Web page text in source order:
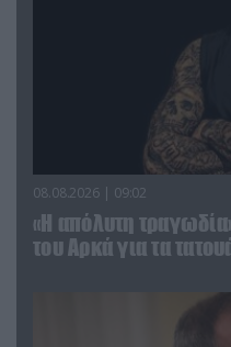
08.08.2026 | 09:02
«Η απόλυτη
του Αρκά για τα